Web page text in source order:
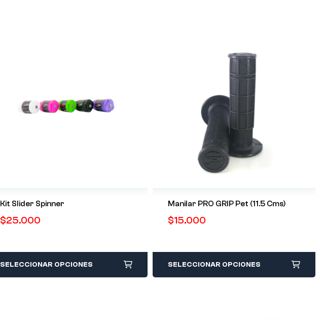
Kit Slider Spinner
$25.000
SELECCIONAR OPCIONES
Manilar PRO GRIP Pet (11.5 Cms)
$15.000
SELECCIONAR OPCIONES